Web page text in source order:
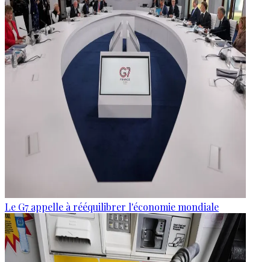
Le G7 appelle à rééquilibrer l'économie mondiale